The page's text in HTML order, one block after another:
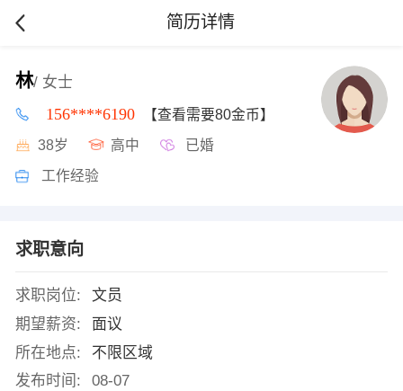
简历详情
林/ 女士
156****6190 【查看需要80金币】
38岁 高中 已婚
工作经验
求职意向
求职岗位:
文员
期望薪资:
面议
所在地点:
不限区域
发布时间:
08-07